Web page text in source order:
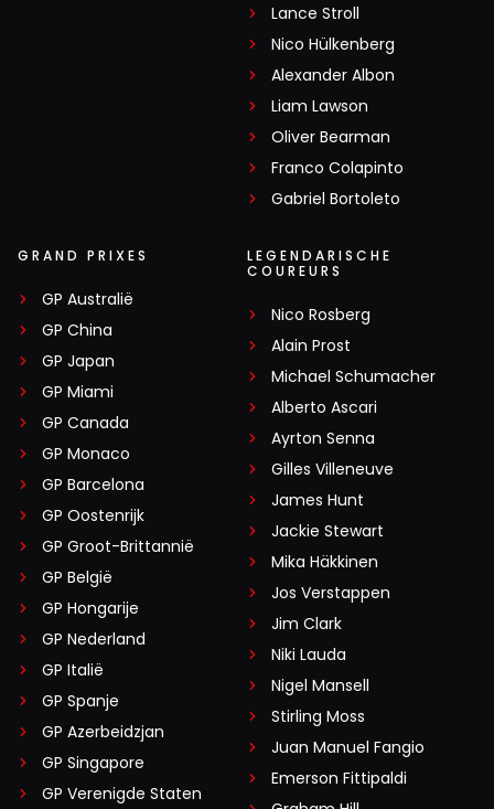
Lance Stroll
Nico Hülkenberg
Alexander Albon
Liam Lawson
Oliver Bearman
Franco Colapinto
Gabriel Bortoleto
GRAND PRIXES
GP Australië
GP China
GP Japan
GP Miami
GP Canada
GP Monaco
GP Barcelona
GP Oostenrijk
GP Groot-Brittannië
GP België
GP Hongarije
GP Nederland
GP Italië
GP Spanje
GP Azerbeidzjan
GP Singapore
GP Verenigde Staten
LEGENDARISCHE
COUREURS
Nico Rosberg
Alain Prost
Michael Schumacher
Alberto Ascari
Ayrton Senna
Gilles Villeneuve
James Hunt
Jackie Stewart
Mika Häkkinen
Jos Verstappen
Jim Clark
Niki Lauda
Nigel Mansell
Stirling Moss
Juan Manuel Fangio
Emerson Fittipaldi